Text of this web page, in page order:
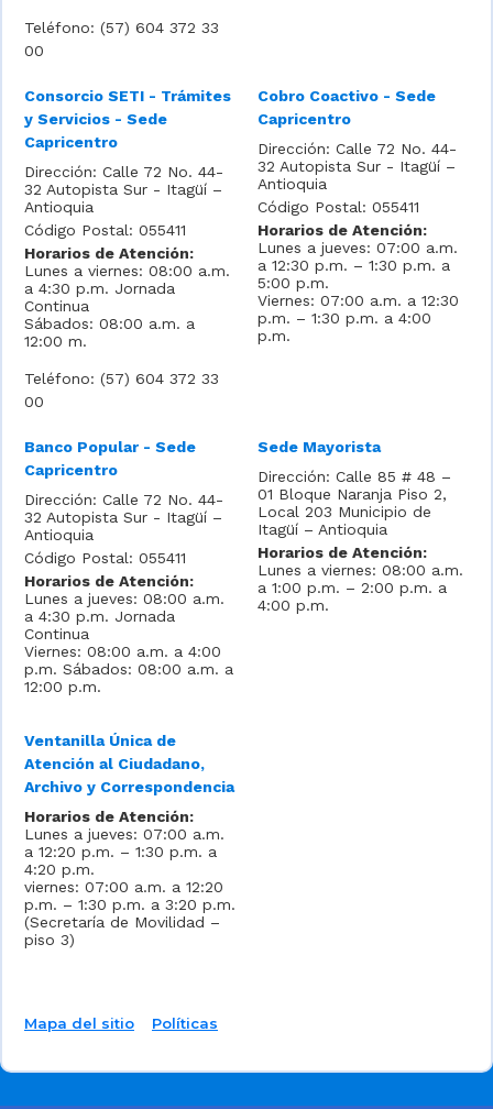
Teléfono: (57) 604 372 33
00
Consorcio SETI - Trámites
y Servicios - Sede
Capricentro
Dirección: Calle 72 No. 44-
32 Autopista Sur - Itagüí –
Antioquia
Código Postal: 055411
Horarios de Atención:
Lunes a viernes: 08:00 a.m.
a 4:30 p.m. Jornada
Continua
Sábados: 08:00 a.m. a
12:00 m.
Teléfono: (57) 604 372 33
00
Cobro Coactivo - Sede
Capricentro
Dirección: Calle 72 No. 44-
32 Autopista Sur - Itagüí –
Antioquia
Código Postal: 055411
Horarios de Atención:
Lunes a jueves: 07:00 a.m.
a 12:30 p.m. – 1:30 p.m. a
5:00 p.m.
Viernes: 07:00 a.m. a 12:30
p.m. – 1:30 p.m. a 4:00
p.m.
Banco Popular - Sede
Capricentro
Dirección: Calle 72 No. 44-
32 Autopista Sur - Itagüí –
Antioquia
Código Postal: 055411
Horarios de Atención:
Lunes a jueves: 08:00 a.m.
a 4:30 p.m. Jornada
Continua
Viernes: 08:00 a.m. a 4:00
p.m. Sábados: 08:00 a.m. a
12:00 p.m.
Sede Mayorista
Dirección: Calle 85 # 48 –
01 Bloque Naranja Piso 2,
Local 203 Municipio de
Itagüí – Antioquia
Horarios de Atención:
Lunes a viernes: 08:00 a.m.
a 1:00 p.m. – 2:00 p.m. a
4:00 p.m.
Ventanilla Única de
Atención al Ciudadano,
Archivo y Correspondencia
Horarios de Atención:
Lunes a jueves: 07:00 a.m.
a 12:20 p.m. – 1:30 p.m. a
4:20 p.m.
viernes: 07:00 a.m. a 12:20
p.m. – 1:30 p.m. a 3:20 p.m.
(Secretaría de Movilidad –
piso 3)
Mapa del sitio Políticas